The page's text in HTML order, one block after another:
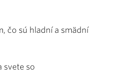
čo sú hladní a smädní
svete so